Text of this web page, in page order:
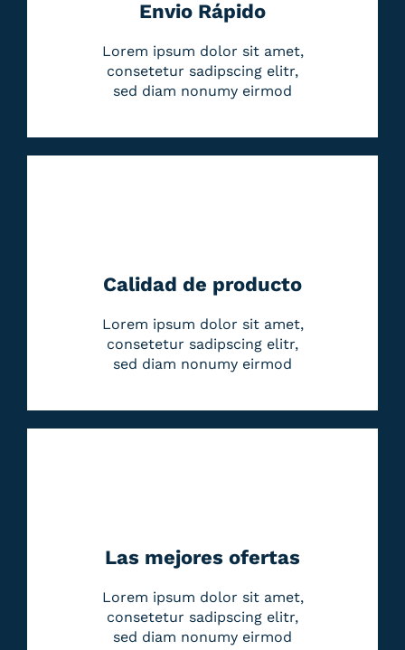
Envio Rápido
Lorem ipsum dolor sit amet,
consetetur sadipscing elitr,
sed diam nonumy eirmod
Calidad de producto
Lorem ipsum dolor sit amet,
consetetur sadipscing elitr,
sed diam nonumy eirmod
Las mejores ofertas
Lorem ipsum dolor sit amet,
consetetur sadipscing elitr,
sed diam nonumy eirmod